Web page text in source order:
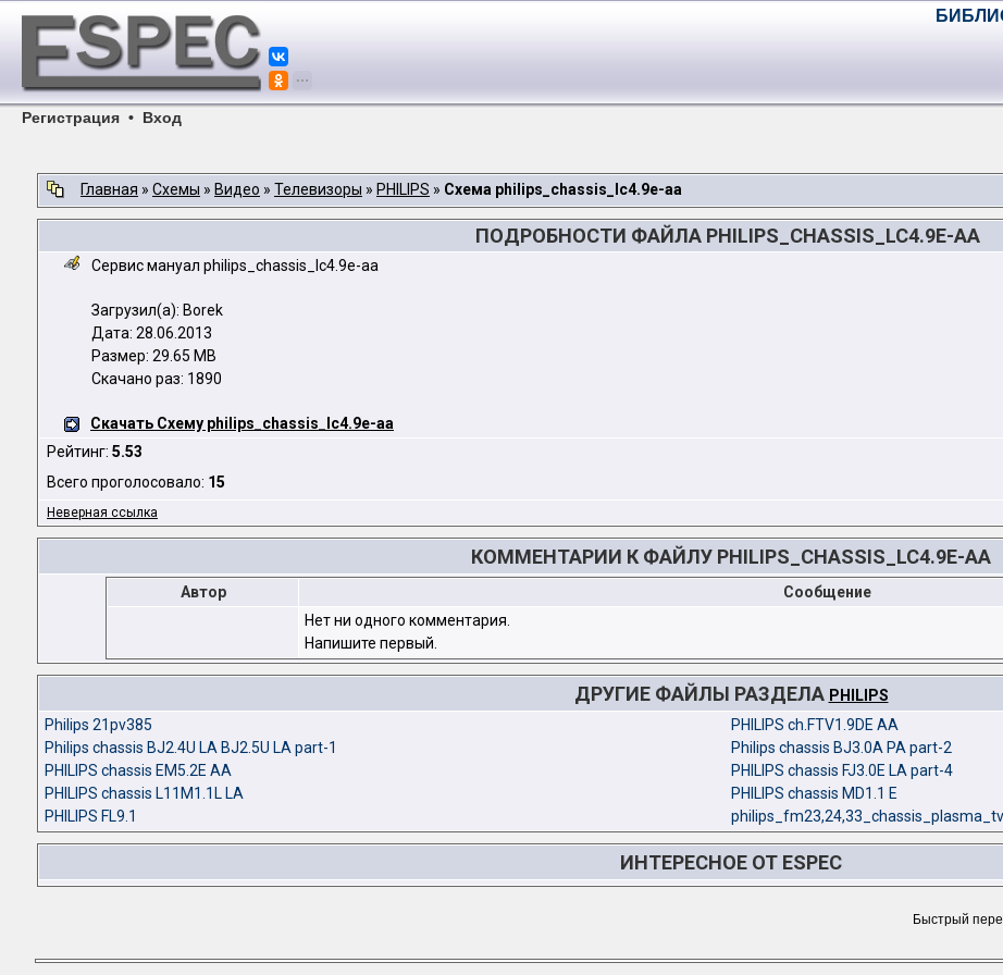
Регистрация • Вход
Главная » Схемы » Видео » Телевизоры » PHILIPS » Схема philips_chassis_lc4.9e-aa
ПОДРОБНОСТИ ФАЙЛА PHILIPS_CHASSIS_LC4.9E-AA
Сервис мануал philips_chassis_lc4.9e-aa
Загрузил(а): Borek
Дата: 28.06.2013
Размер: 29.65 MB
Скачано раз: 1890
Скачать Схему philips_chassis_lc4.9e-aa
Рейтинг: 5.53
Всего проголосовало: 15
Неверная ссылка
КОММЕНТАРИИ К ФАЙЛУ PHILIPS_CHASSIS_LC4.9E-AA
Автор
Сообщение
Нет ни одного комментария.
Напишите первый.
ДРУГИЕ ФАЙЛЫ РАЗДЕЛА PHILIPS
Philips 21pv385
PHILIPS ch.FTV1.9DE AA
Philips chassis BJ2.4U LA BJ2.5U LA part-1
Philips chassis BJ3.0A PA part-2
PHILIPS chassis EM5.2E AA
PHILIPS chassis FJ3.0E LA part-4
PHILIPS chassis L11M1.1L LA
PHILIPS chassis MD1.1 E
PHILIPS FL9.1
ИНТЕРЕСНОЕ ОТ ESPEC
Быстрый